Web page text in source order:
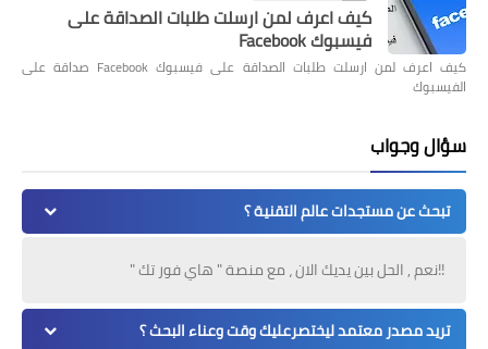
كيف اعرف لمن ارسلت طلبات الصداقة على
فيسبوك Facebook
كيف اعرف لمن ارسلت طلبات الصداقة على فيسبوك Facebook صداقة على
الفيسبوك
سؤال وجواب
تبحث عن مستجدات عالم التقنية ؟
!!نعم , الحل بين يديك الان ، مع منصة " هاي فور تك "
تريد مصدر معتمد ليختصرعليك وقت وعناء البحث ؟